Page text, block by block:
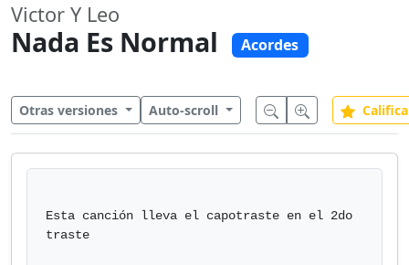
Victor Y Leo
Nada Es Normal Acordes
Otras versiones Auto-scroll
Esta canción lleva el capotraste en el 2do
traste